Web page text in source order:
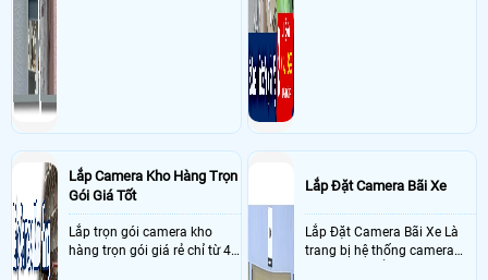
Lắp Camera Kho Hàng Trọn
Gói Giá Tốt
Lắp trọn gói camera kho
hàng trọn gói giá rẻ chỉ từ 4
Lắp Đặt Camera Bãi Xe
Lắp Đặt Camera Bãi Xe Là
trang bị hệ thống camera